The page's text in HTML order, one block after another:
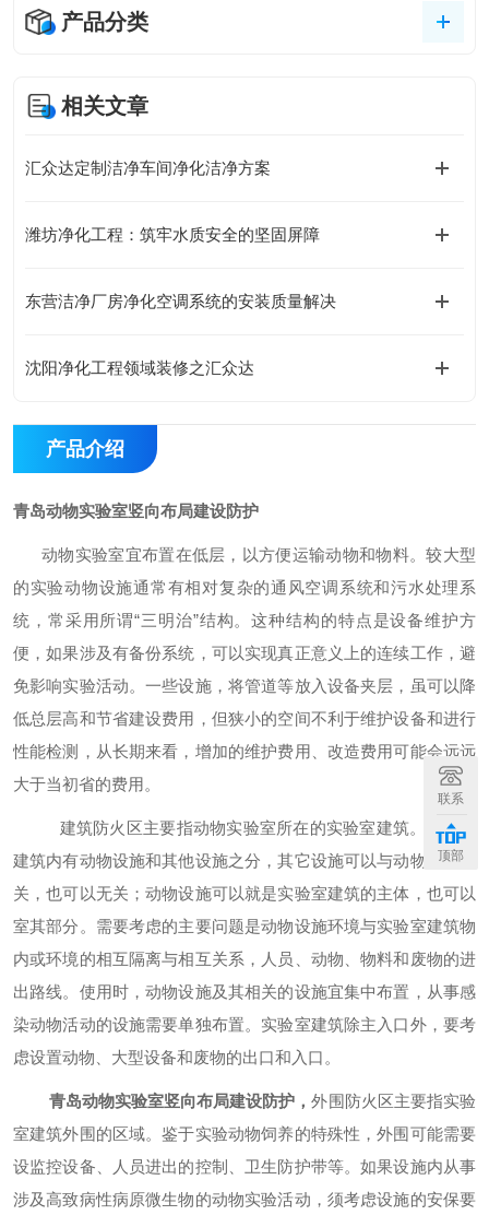
产品分类
相关文章
汇众达定制洁净车间净化洁净方案
潍坊净化工程：筑牢水质安全的坚固屏障
东营洁净厂房净化空调系统的安装质量解决
沈阳净化工程领域装修之汇众达
产品介绍
青岛动物实验室竖向布局建设防护
动物实验室宜布置在低层，以方便运输动物和物料。较大型
的实验动物设施通常有相对复杂的通风空调系统和污水处理系
统，常采用所谓“三明治”结构。这种结构的特点是设备维护方
便，如果涉及有备份系统，可以实现真正意义上的连续工作，避
免影响实验活动。一些设施，将管道等放入设备夹层，虽可以降
低总层高和节省建设费用，但狭小的空间不利于维护设备和进行
性能检测，从长期来看，增加的维护费用、改造费用可能会远远
大于当初省的费用。
建筑防火区主要指动物实验室所在的实验室建筑。实验室
建筑内有动物设施和其他设施之分，其它设施可以与动物设施有
关，也可以无关；动物设施可以就是实验室建筑的主体，也可以
室其部分。需要考虑的主要问题是动物设施环境与实验室建筑物
内或环境的相互隔离与相互关系，人员、动物、物料和废物的进
出路线。使用时，动物设施及其相关的设施宜集中布置，从事感
染动物活动的设施需要单独布置。实验室建筑除主入口外，要考
虑设置动物、大型设备和废物的出口和入口。
青岛动物实验室竖向布局建设防护 ，外围防火区主要指实验
室建筑外围的区域。鉴于实验动物饲养的特殊性，外围可能需要
设监控设备、人员进出的控制、卫生防护带等。如果设施内从事
涉及高致病性病原微生物的动物实验活动，须考虑设施的安保要
联系
顶部